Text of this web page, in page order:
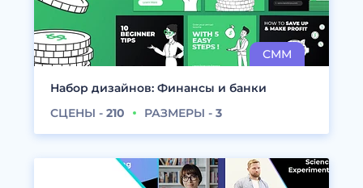
Набор дизайнов: Финансы и банки
СЦЕНЫ - 210 РАЗМЕРЫ - 3